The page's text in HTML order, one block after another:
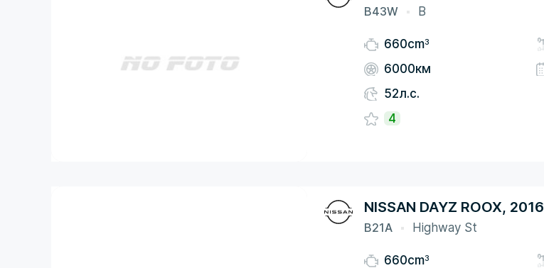
B43W B
660cm3
6000км
52л.с.
4
NISSAN DAYZ ROOX, 2016
B21A Highway St
660cm3